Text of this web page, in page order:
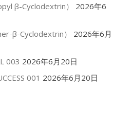
β-Cyclodextrin）
2026年6
β-Cyclodextrin）
2026年6月
003 2026年6月20日
001 2026年6月20日